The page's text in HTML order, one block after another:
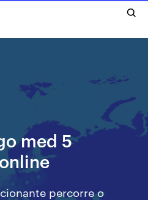
med 5
percorre o